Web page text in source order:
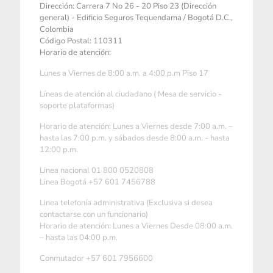
Dirección: Carrera 7 No 26 - 20 Piso 23 (Dirección
general) - Edificio Seguros Tequendama / Bogotá D.C.,
Colombia
Código Postal: 110311
Horario de atención:
Lunes a Viernes de 8:00 a.m. a 4:00 p.m Piso 17
Líneas de atención al ciudadano ( Mesa de servicio -
soporte plataformas)
Horario de atención: Lunes a Viernes desde 7:00 a.m. –
hasta las 7:00 p.m. y sábados desde 8:00 a.m. - hasta
12:00 p.m.
Linea nacional 01 800 0520808
Linea Bogotá +57 601 7456788
Linea telefonía administrativa (Exclusiva si desea
contactarse con un funcionario)
Horario de atención: Lunes a Viernes Desde 08:00 a.m.
– hasta las 04:00 p.m.
Conmutador +57 601 7956600